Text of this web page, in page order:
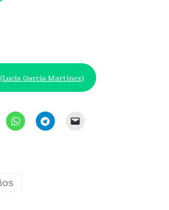
García Martínez)